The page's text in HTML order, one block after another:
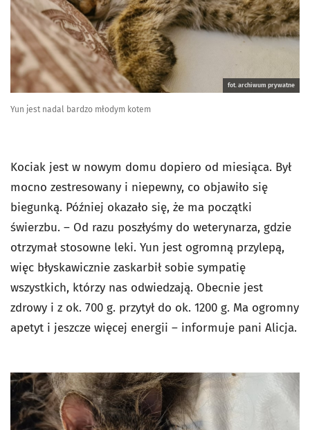
fot. archiwum prywatne
Yun jest nadal bardzo młodym kotem
Kociak jest w nowym domu dopiero od miesiąca. Był
mocno zestresowany i niepewny, co objawiło się
biegunką. Później okazało się, że ma początki
świerzbu. – Od razu poszłyśmy do weterynarza, gdzie
otrzymał stosowne leki. Yun jest ogromną przylepą,
więc błyskawicznie zaskarbił sobie sympatię
wszystkich, którzy nas odwiedzają. Obecnie jest
zdrowy i z ok. 700 g. przytył do ok. 1200 g. Ma ogromny
apetyt i jeszcze więcej energii – informuje pani Alicja.